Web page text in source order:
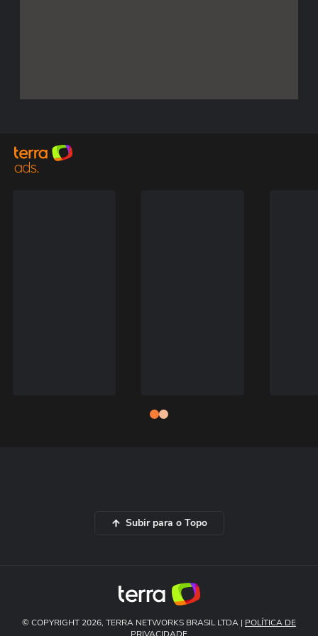
Subir para o Topo
© COPYRIGHT 2026, TERRA NETWORKS BRASIL LTDA | POLÍTICA DE